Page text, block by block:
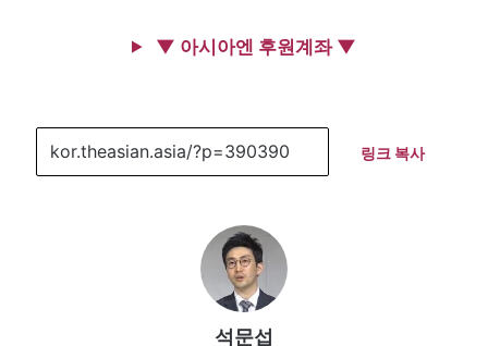
▼ 아시아엔 후원계좌 ▼
링크 복사
석문섭